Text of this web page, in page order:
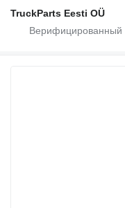
TruckParts Eesti OÜ